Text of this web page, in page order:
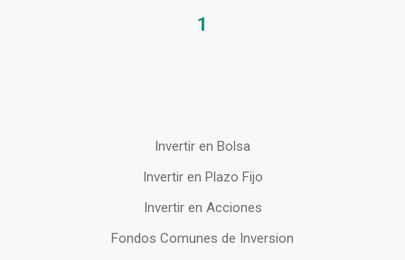
1
Invertir en Bolsa
Invertir en Plazo Fijo
Invertir en Acciones
Fondos Comunes de Inversion